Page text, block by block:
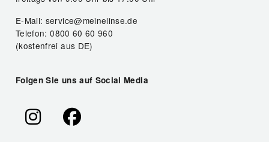
E-Mail: service@meinelinse.de
Telefon: 0800 60 60 960
(kostenfrei aus DE)
Folgen Sie uns auf Social Media